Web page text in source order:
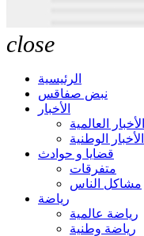
close
الرئيسية
نبض صفاقس
الأخبار
الأخبار العالمية
الأخبار الوطنية
قضايا و حوادث
متفرقات
مشاكل الناس
رياضة
رياضة عالمية
رياضة وطنية